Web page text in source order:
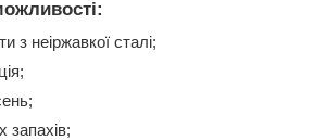
з неіржавкої сталі;
запахів;